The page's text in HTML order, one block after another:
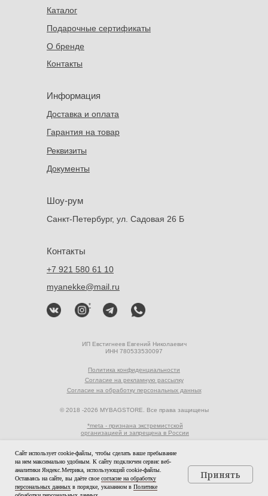
Сайт использует cookie-файлы, чтобы сделать ваше пребывание
на нем максимально удобным. К cайту подключен сервис веб-
аналитики Яндекс.Метрика, использующий cookie-файлы.
Оставаясь на сайте, вы даёте свое согласие на обработку
персональных данных в порядке, указанном в Политике
Принять
+7 921 580 61 10
myanekke@mail.ru
*
Санкт-Петербург, ул. Садовая 26 Б
Доставка и оплата
Гарантия на товар
Реквизиты
Документы
Каталог
Подарочные сертификаты
О бренде
Контакты
ИП Евстигнеев Евгений Николаевич
ИНН 780533530097
Политика конфиденциальности
Согласие на рекламную рассылку
Согласие на обработку персональных данных
*meta - признана экстремистской
организацией и запрещена в России
© 2018 -2026 MYBAGSTORE. Все права защищены
Контакты
Шоу-рум
Информация
Made on Tilda